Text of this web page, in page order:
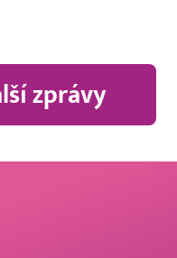
zprávy